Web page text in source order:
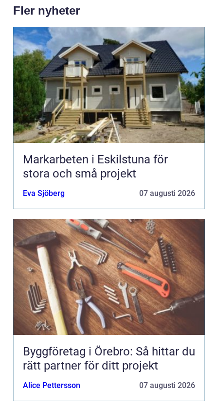
Fler nyheter
Markarbeten i Eskilstuna för
stora och små projekt
Eva Sjöberg 07 augusti 2026
Byggföretag i Örebro: Så hittar du
rätt partner för ditt projekt
Alice Pettersson 07 augusti 2026